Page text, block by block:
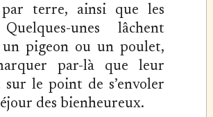
terre, ainsi que les
unes lâchent
un pigeon ou un poulet,
par-là que leur
sur le point de s’envoler
des bienheureux.